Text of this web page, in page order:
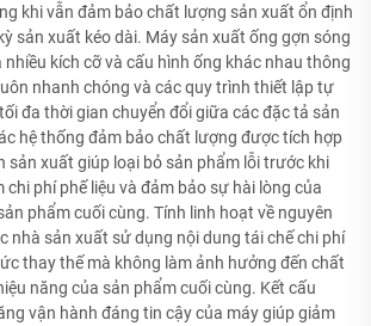
khi vẫn đảm bảo chất lượng sản xuất ổn định
sản xuất kéo dài. Máy sản xuất ống gợn sóng
nhiều kích cỡ và cấu hình ống khác nhau thông
nhanh chóng và các quy trình thiết lập tự
đa thời gian chuyển đổi giữa các đặc tả sản
hệ thống đảm bảo chất lượng được tích hợp
sản xuất giúp loại bỏ sản phẩm lỗi trước khi
chi phí phế liệu và đảm bảo sự hài lòng của
phẩm cuối cùng. Tính linh hoạt về nguyên
nhà sản xuất sử dụng nội dung tái chế chi phí
thay thế mà không làm ảnh hưởng đến chất
năng của sản phẩm cuối cùng. Kết cấu
vận hành đáng tin cậy của máy giúp giảm